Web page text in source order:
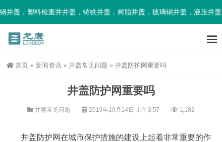
盖，塑料检查井井盖，铸铁井盖，树脂井盖，玻璃钢井盖，液压井
首页 » 新闻资讯 » 井盖常见问题 » 井盖防护网重要吗
井盖防护网重要吗
井盖常见问题 2019年10月14日 上午3:57 1,182
井盖防护网在城市保护措施的建设上起着非常重要的作